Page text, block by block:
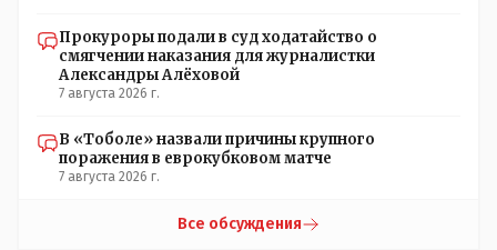
Прокуроры подали в суд ходатайство о
смягчении наказания для журналистки
Александры Алёховой
7 августа 2026 г.
В «Тоболе» назвали причины крупного
поражения в еврокубковом матче
7 августа 2026 г.
Все обсуждения